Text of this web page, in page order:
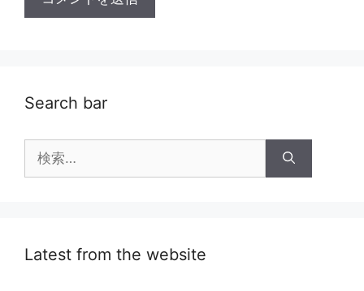
Search bar
索:
Latest from the website